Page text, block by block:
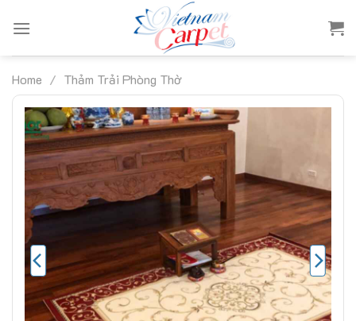
Home / Thảm Trải Phòng Thờ